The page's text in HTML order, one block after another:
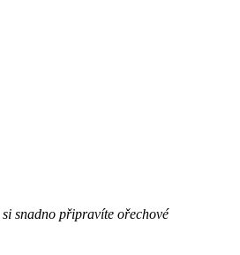
snadno připravíte ořechové